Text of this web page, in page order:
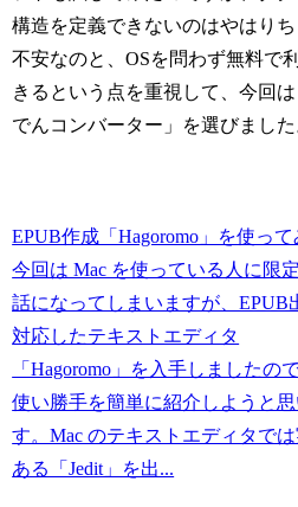
構造を定義できないのはやはりち
不安なのと、OSを問わず無料で
きるという点を重視して、今回
でんコンバーター」を選びました
EPUB作成「Hagoromo」を使って
今回は Mac を使っている人に限
話になってしまいますが、EPUB
対応したテキストエディタ
「Hagoromo」を入手しましたの
使い勝手を簡単に紹介しようと思
す。Mac のテキストエディタで
ある「Jedit」を出...